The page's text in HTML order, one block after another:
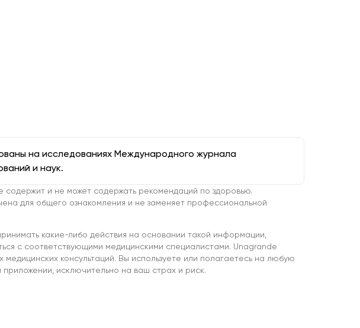
на исследованиях Международного журнала
и наук.
и не может содержать рекомендаций по здоровью.
для общего ознакомления и не заменяет профессиональной
какие-либо действия на основании такой информации,
с соответствующими медицинскими специалистами. Unagrande
консультаций. Вы используете или полагаетесь на любую
исключительно на ваш страх и риск.